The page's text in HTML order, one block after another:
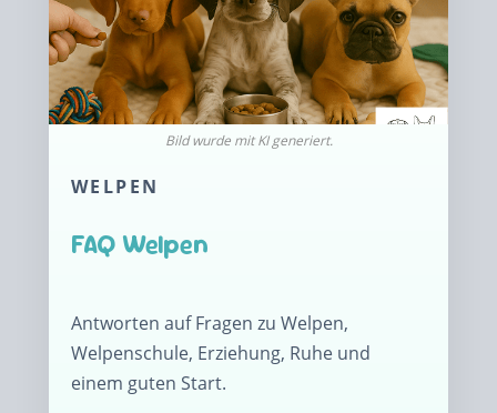
WELPEN
FAQ Welpen
Antworten auf Fragen zu Welpen,
Welpenschule, Erziehung, Ruhe und
einem guten Start.